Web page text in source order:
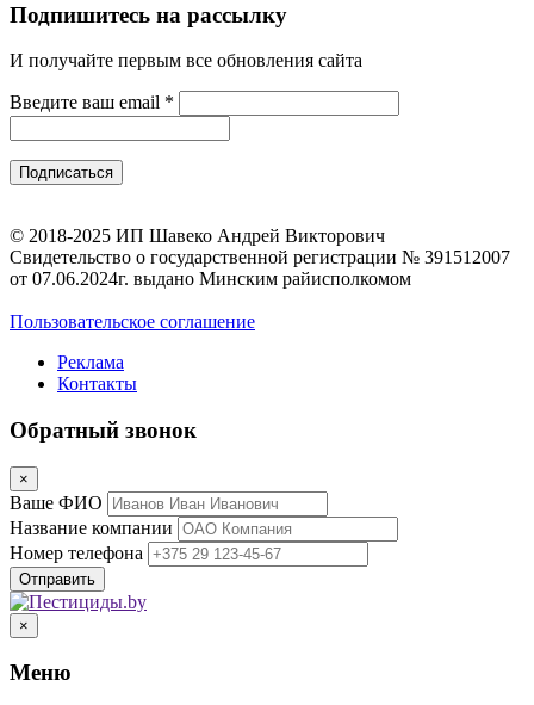
Подпишитесь на рассылку
И получайте первым все обновления сайта
Введите ваш email *
© 2018-2025 ИП Шавеко Андрей Викторович
Свидетельство о государственной регистрации № 391512007
от 07.06.2024г. выдано Минским райисполкомом
Пользовательское соглашение
Реклама
Контакты
Обратный звонок
×
Ваше ФИО
Название компании
Номер телефона
×
Меню